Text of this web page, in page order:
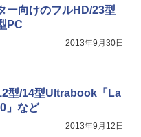
ー向けのフルHD/23型
PC
2013年9月30日
型/14型Ultrabook「La
」など
2013年9月12日